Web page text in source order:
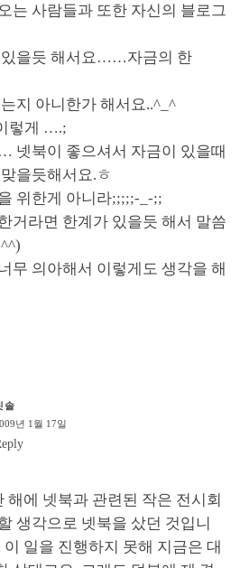
는 사람들과 또한 자신의 블로그
있을듯 해서요……자금의 한
지 아니한가 해서요..^_^
렇게 ….;
넷북이 좋으셔서 자금이 있을때
을듯해서요.ㅎ
위한게 아니라;;;;;-_-;;
거라면 한계가 있을듯 해서 말씀
무 의아해서 이렇게도 생각을 해
솔
년 1월 17일
해에 넷북과 관련된 작은 전시회
생각으로 넷북을 샀던 것입니
이 일을 진행하지 못해 지금은 대